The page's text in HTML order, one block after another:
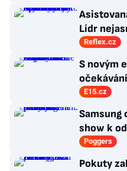
Lídr
Antibabiš
Reflex.cz
S novým
E15.cz
Samsung
show k
nových
Poggers
Pokuty